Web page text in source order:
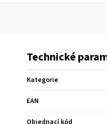
Technické
Kategorie
EAN